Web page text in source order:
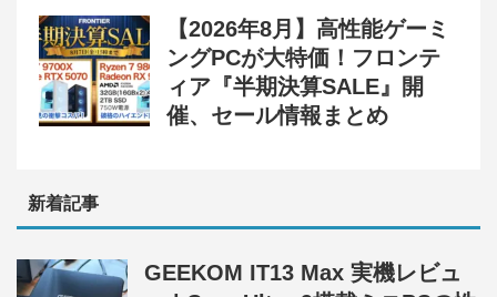
【2026年8月】高性能ゲーミ
ングPCが大特価！フロンテ
ィア『半期決算SALE』開
催、セール情報まとめ
新着記事
GEEKOM IT13 Max 実機レビュ